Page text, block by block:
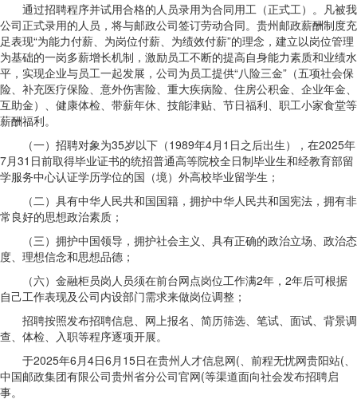
通过招聘程序并试用合格的人员录用为合同用工（正式工）。凡被我
公司正式录用的人员，将与邮政公司签订劳动合同。贵州邮政薪酬制度充
足表现“为能力付薪、为岗位付薪、为绩效付薪”的理念，建立以岗位管理
为基础的一岗多薪增长机制，激励员工不断的提高自身能力素质和业绩水
平，实现企业与员工一起发展，公司为员工提供“八险三金”（五项社会保
险、补充医疗保险、意外伤害险、重大疾病险、住房公积金、企业年金、
互助金）、健康体检、带薪年休、技能津贴、节日福利、职工小家食堂等
薪酬福利。
（一）招聘对象为35岁以下（1989年4月1日之后出生），在2025年
7月31日前取得毕业证书的统招普通高等院校全日制毕业生和经教育部留
学服务中心认证学历学位的国（境）外高校毕业留学生；
（二）具有中华人民共和国国籍，拥护中华人民共和国宪法，拥有非
常良好的思想政治素质；
（三）拥护中国领导，拥护社会主义、具有正确的政治立场、政治态
度、理想信念和思想品德；
（六）金融柜员岗人员须在前台网点岗位工作满2年，2年后可根据
自己工作表现及公司内设部门需求来做岗位调整；
招聘按照发布招聘信息、网上报名、简历筛选、笔试、面试、背景调
查、体检、入职等程序逐项开展。
于2025年6月4日6月15日在贵州人才信息网(、前程无忧网贵阳站(、
中国邮政集团有限公司贵州省分公司官网(等渠道面向社会发布招聘启
事。